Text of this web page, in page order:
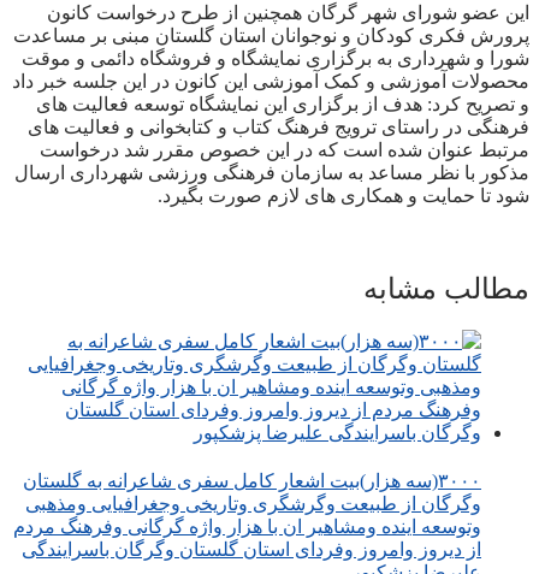
این عضو شورای شهر گرگان همچنین از طرح درخواست کانون
پرورش فکری کودکان و نوجوانان استان گلستان مبنی بر مساعدت
شورا و شهرداری به برگزاری نمایشگاه و فروشگاه دائمی و موقت
محصولات آموزشی و کمک آموزشی این کانون در این جلسه خبر داد
و تصریح کرد: هدف از برگزاری این نمایشگاه توسعه فعالیت های
فرهنگی در راستای ترویج فرهنگ کتاب و کتابخوانی و فعالیت های
مرتبط عنوان شده است که در این خصوص مقرر شد درخواست
مذکور با نظر مساعد به سازمان فرهنگی ورزشی شهرداری ارسال
شود تا حمایت و همکاری های لازم صورت بگیرد.
مطالب مشابه
۳۰۰۰(سه هزار)بیت اشعار کامل سفری شاعرانه به گلستان
وگرگان از طبیعت وگرشگری وتاریخی وجغرافیایی ومذهبی
وتوسعه اینده ومشاهیر ان با هزار واژه گرگانی وفرهنگ مردم
از دیروز وامروز وفردای استان گلستان وگرگان باسرایندگی